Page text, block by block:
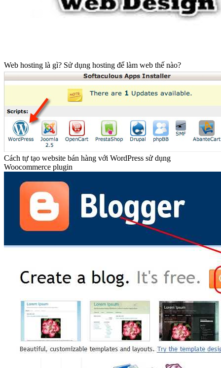
Web hosting là gì? Sử dụng hosting để làm web thế nào?
Cách tự tạo website bán hàng với WordPress sử dụng
Woocommerce plugin